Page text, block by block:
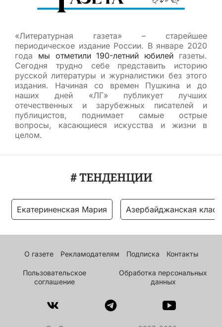
«Литературная газета» – старейшее
периодическое издание России. В январе 2020
года мы отметили 190-летний юбилей газеты.
Сегодня трудно себе представить историю
русской литературы и журналистики без этого
издания. Начиная со времен Пушкина и до
наших дней «ЛГ» публикует лучших
отечественных и зарубежных писателей и
публицистов, поднимает самые острые
вопросы, касающиеся искусства и жизни в
целом.
# ТЕНДЕНЦИИ
Екатериненская Мария Азербайджанская
О газете Рекламодателям Подписка Контакты
Пользовательское
соглашение
Обработка персональных
данных